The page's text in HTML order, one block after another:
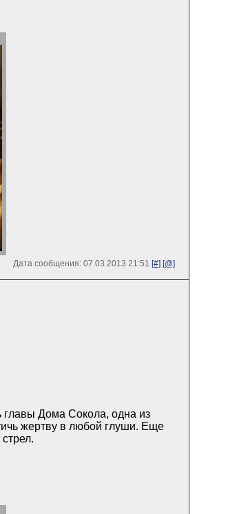
Дата сообщения: 07.03.2013 21:51 [#] [@]
главы Дома Сокола, одна из
жертву в любой глуши. Еще